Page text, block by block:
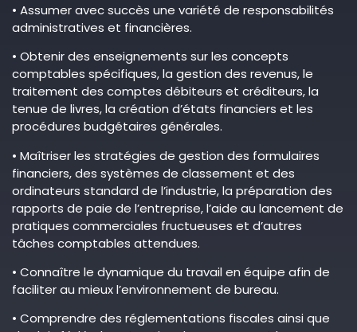
• Assumer avec succès une variété de responsabilités
administratives et financières.
• Obtenir des enseignements sur les concepts
comptables spécifiques, la gestion des revenus, le
traitement des comptes débiteurs et créditeurs, la
tenue de livres, la création d’états financiers et les
procédures budgétaires générales.
• Maîtriser les stratégies de gestion des formulaires
financiers, des systèmes de classement et des
ordinateurs standard de l’industrie, la préparation des
rapports de paie de l’entreprise, l’aide au lancement de
pratiques commerciales fructueuses et d’autres
tâches comptables attendues.
• Connaître le dynamique du travail en équipe afin de
faciliter au mieux l’environnement de bureau.
• Comprendre des réglementations fiscales ainsi que